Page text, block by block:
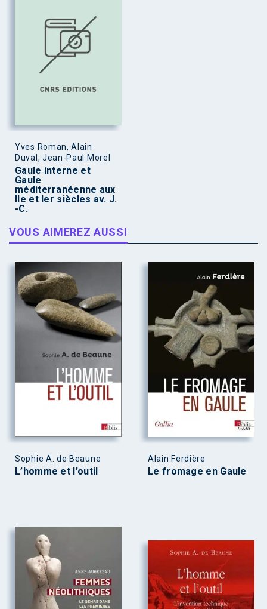
Yves Roman, Alain
Duval, Jean-Paul Morel
Gaule interne et
Gaule
méditerranéenne aux
IIe et Ier siècles av. J.
-C.
VOUS AIMEREZ AUSSI
Sophie A. de Beaune
L’homme et l’outil
Alain Ferdière
Le fromage en Gaule